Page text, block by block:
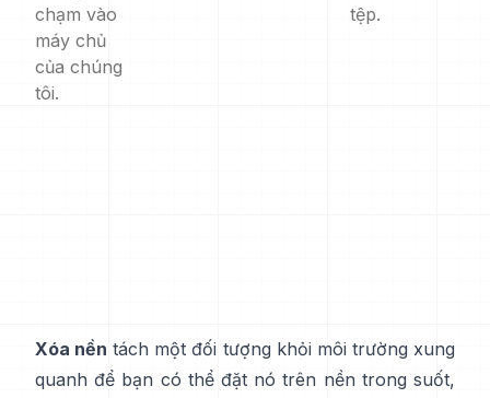
chạm vào
máy chủ
của chúng
tôi.
tệp.
Xóa nền tách một đối tượng khỏi môi trường xung
quanh để bạn có thể đặt nó trên nền trong suốt,